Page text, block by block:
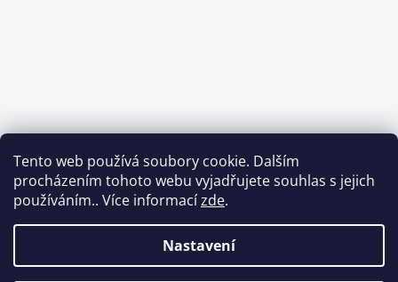
Tento web používá soubory cookie. Dalším
procházením tohoto webu vyjadřujete souhlas s jejich
používáním.. Více informacízde.
Nastavení